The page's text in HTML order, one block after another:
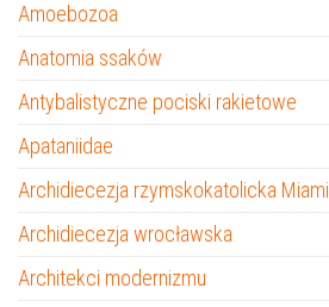
Amoebozoa
Anatomia ssaków
Antybalistyczne pociski rakietowe
Apataniidae
Archidiecezja rzymskokatolicka Miami
Archidiecezja wrocławska
Architekci modernizmu